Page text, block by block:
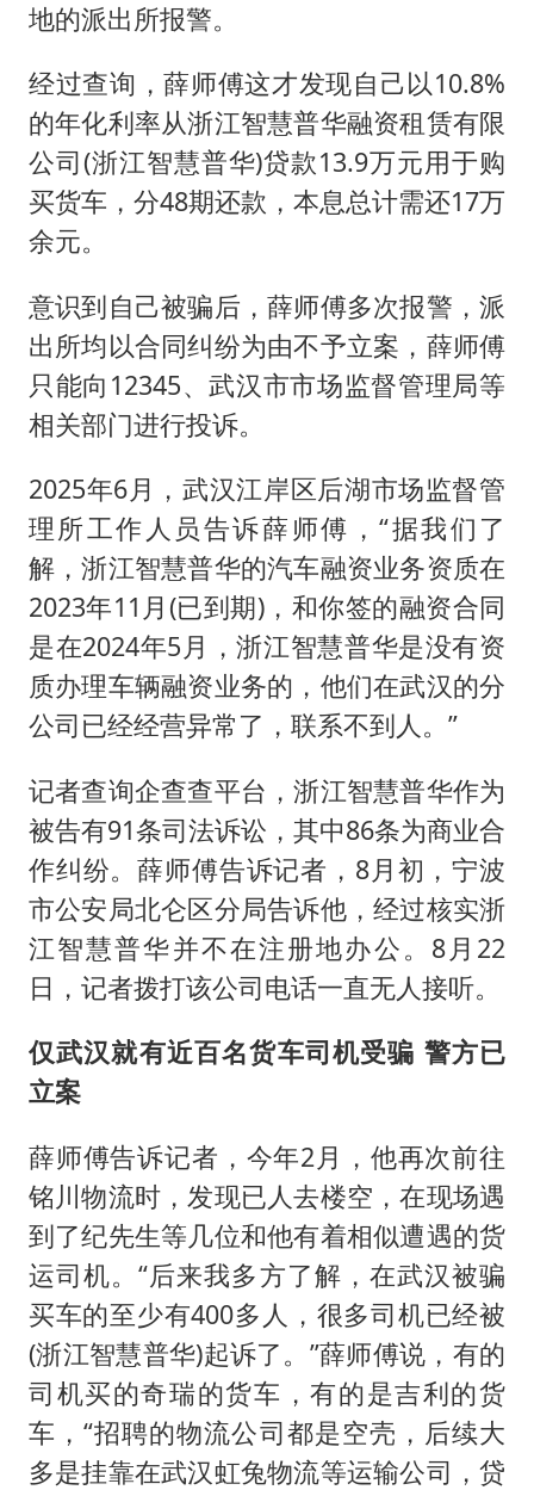
地的派出所报警。
经过查询，薛师傅这才发现自己以10.8%
的年化利率从浙江智慧普华融资租赁有限
公司(浙江智慧普华)贷款13.9万元用于购
买货车，分48期还款，本息总计需还17万
余元。
意识到自己被骗后，薛师傅多次报警，派
出所均以合同纠纷为由不予立案，薛师傅
只能向12345、武汉市市场监督管理局等
相关部门进行投诉。
2025年6月，武汉江岸区后湖市场监督管
理所工作人员告诉薛师傅，“据我们了
解，浙江智慧普华的汽车融资业务资质在
2023年11月(已到期)，和你签的融资合同
是在2024年5月，浙江智慧普华是没有资
质办理车辆融资业务的，他们在武汉的分
公司已经经营异常了，联系不到人。”
记者查询企查查平台，浙江智慧普华作为
被告有91条司法诉讼，其中86条为商业合
作纠纷。薛师傅告诉记者，8月初，宁波
市公安局北仑区分局告诉他，经过核实浙
江智慧普华并不在注册地办公。8月22
日，记者拨打该公司电话一直无人接听。
仅武汉就有近百名货车司机受骗 警方已
立案
薛师傅告诉记者，今年2月，他再次前往
铭川物流时，发现已人去楼空，在现场遇
到了纪先生等几位和他有着相似遭遇的货
运司机。“后来我多方了解，在武汉被骗
买车的至少有400多人，很多司机已经被
(浙江智慧普华)起诉了。”薛师傅说，有的
司机买的奇瑞的货车，有的是吉利的货
车，“招聘的物流公司都是空壳，后续大
多是挂靠在武汉虹兔物流等运输公司，贷